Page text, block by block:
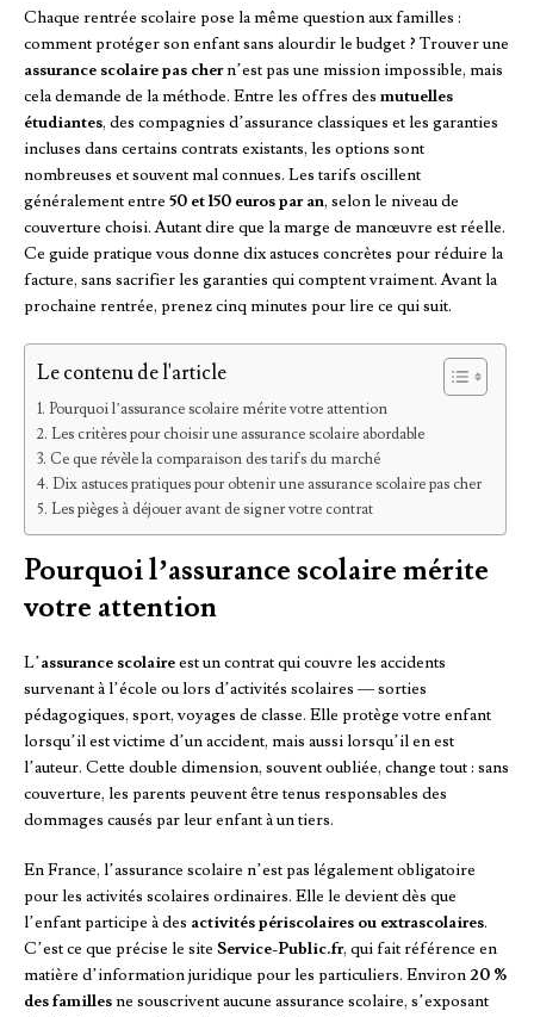
Chaque rentrée scolaire pose la même question aux familles :
comment protéger son enfant sans alourdir le budget ? Trouver une
assurance scolaire pas chern’est pas une mission impossible, mais
cela demande de la méthode. Entre les offres des mutuelles
étudiantes, des compagnies d’assurance classiques et les garanties
incluses dans certains contrats existants, les options sont
nombreuses et souvent mal connues. Les tarifs oscillent
généralement entre 50 et 150 euros par an, selon le niveau de
couverture choisi. Autant dire que la marge de manœuvre est réelle.
Ce guide pratique vous donne dix astuces concrètes pour réduire la
facture, sans sacrifier les garanties qui comptent vraiment. Avant la
prochaine rentrée, prenez cinq minutes pour lire ce qui suit.
Le contenu de l'article
Pourquoi l’assurance scolaire mérite votre attention
Les critères pour choisir une assurance scolaire abordable
Ce que révèle la comparaison des tarifs du marché
Dix astuces pratiques pour obtenir une assurance scolaire pas cher
Les pièges à déjouer avant de signer votre contrat
Pourquoi l’assurance scolaire mérite
votre attention
L’assurance scolaireest un contrat qui couvre les accidents
survenant à l’école ou lors d’activités scolaires — sorties
pédagogiques, sport, voyages de classe. Elle protège votre enfant
lorsqu’il est victime d’un accident, mais aussi lorsqu’il en est
l’auteur. Cette double dimension, souvent oubliée, change tout : sans
couverture, les parents peuvent être tenus responsables des
dommages causés par leur enfant à un tiers.
En France, l’assurance scolaire n’est pas légalement obligatoire
pour les activités scolaires ordinaires. Elle le devient dès que
l’enfant participe à des activités périscolaires ou extrascolaires.
C’est ce que précise le site Service-Public.fr, qui fait référence en
matière d’information juridique pour les particuliers. Environ20 %
des famillesne souscrivent aucune assurance scolaire, s’exposant